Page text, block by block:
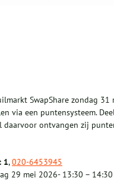
SwapShare zondag
via een puntensysteem.
ontvangen zij
1,020-6453945
29 mei 2026- 13:30 –